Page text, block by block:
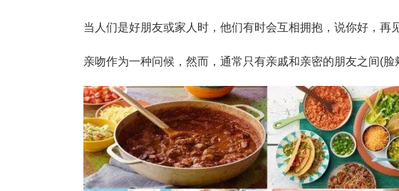
当人们是好朋友或家人时，他们有时会互相拥抱，说你好，再
亲吻作为一种问候，然而，通常只有亲戚和亲密的朋友之间(脸